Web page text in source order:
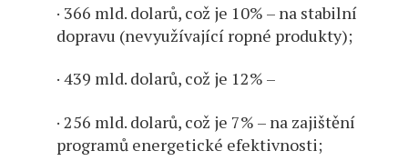
· 366 mld. dolarů, což je 10% – na stabilní
dopravu (nevyužívající ropné produkty);
· 439 mld. dolarů, což je 12% –
· 256 mld. dolarů, což je 7% – na zajištění
programů energetické efektivnosti;